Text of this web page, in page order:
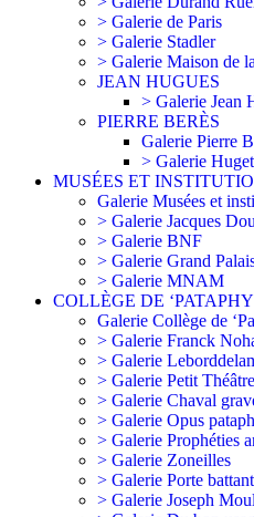
> Galerie de Paris
> Galerie Stadler
> Galerie Maison de
JEAN HUGUES
> Galerie Jean
PIERRE BERÈS
Galerie Pierre
> Galerie
MUSÉES ET
Galerie Musées et
> Galerie Jacques
> Galerie BNF
> Galerie Grand
> Galerie MNAM
COLLÈGE DE
Galerie Collège de
> Galerie Franck
> Galerie
> Galerie Petit Théâtre
> Galerie Chaval
> Galerie Opus
> Galerie Prophéties
> Galerie Zoneilles
> Galerie Porte
> Galerie Joseph